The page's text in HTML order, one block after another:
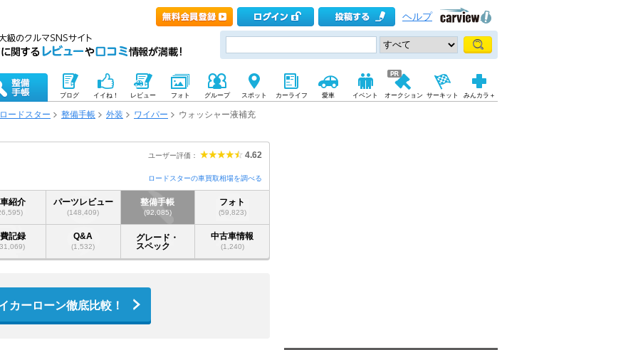
ヘルプ
ブログ イイね！ レビュー フォト グループ スポット カーライフ 愛車 イベント オークション サーキット みんカラ＋
ロードスター 整備手帳 外装 ワイパー ウォッシャー液補充
ユーザー評価： 4.62
ロードスターの車買取相場を調べる
紹介 パーツレビュー
(148,409)
整備手帳
(92,085)
フォト
(59,823)
記録 Q&A
(1,532)
グレード・
スペック
中古車情報
(1,240)
カーローン徹底比較！